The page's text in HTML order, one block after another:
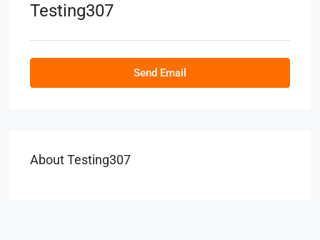
Testing307
Send Email
About Testing307